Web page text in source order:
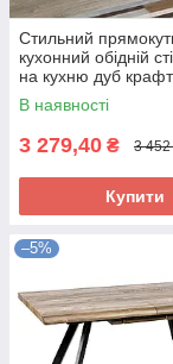
Стильний
кухонний обідній
на кухню дуб
металевими
В наявності
3 279,40 ₴ 3 452
Купити
–5%